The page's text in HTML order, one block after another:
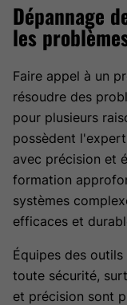
Dépannage
les
Faire appel à un
résoudre des
pour plusieurs
possèdent
avec précision et
formation
systèmes
efficaces et
Équipes des
toute sécurité,
et précision sont